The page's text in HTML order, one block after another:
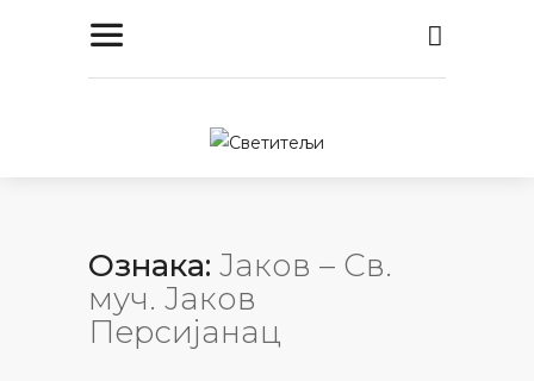
Ознака: Јаков – Св.
муч. Јаков
Персијанац